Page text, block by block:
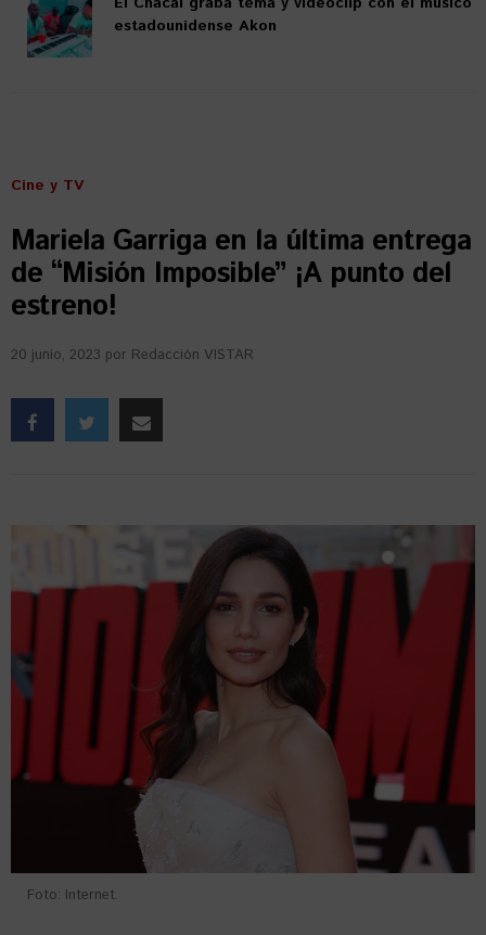
estadounidense Akon
Cine y TV
Mariela Garriga en la última entrega
de “Misión Imposible” ¡A punto del
estreno!
20 junio, 2023 por Redacción VISTAR
Foto: Internet.